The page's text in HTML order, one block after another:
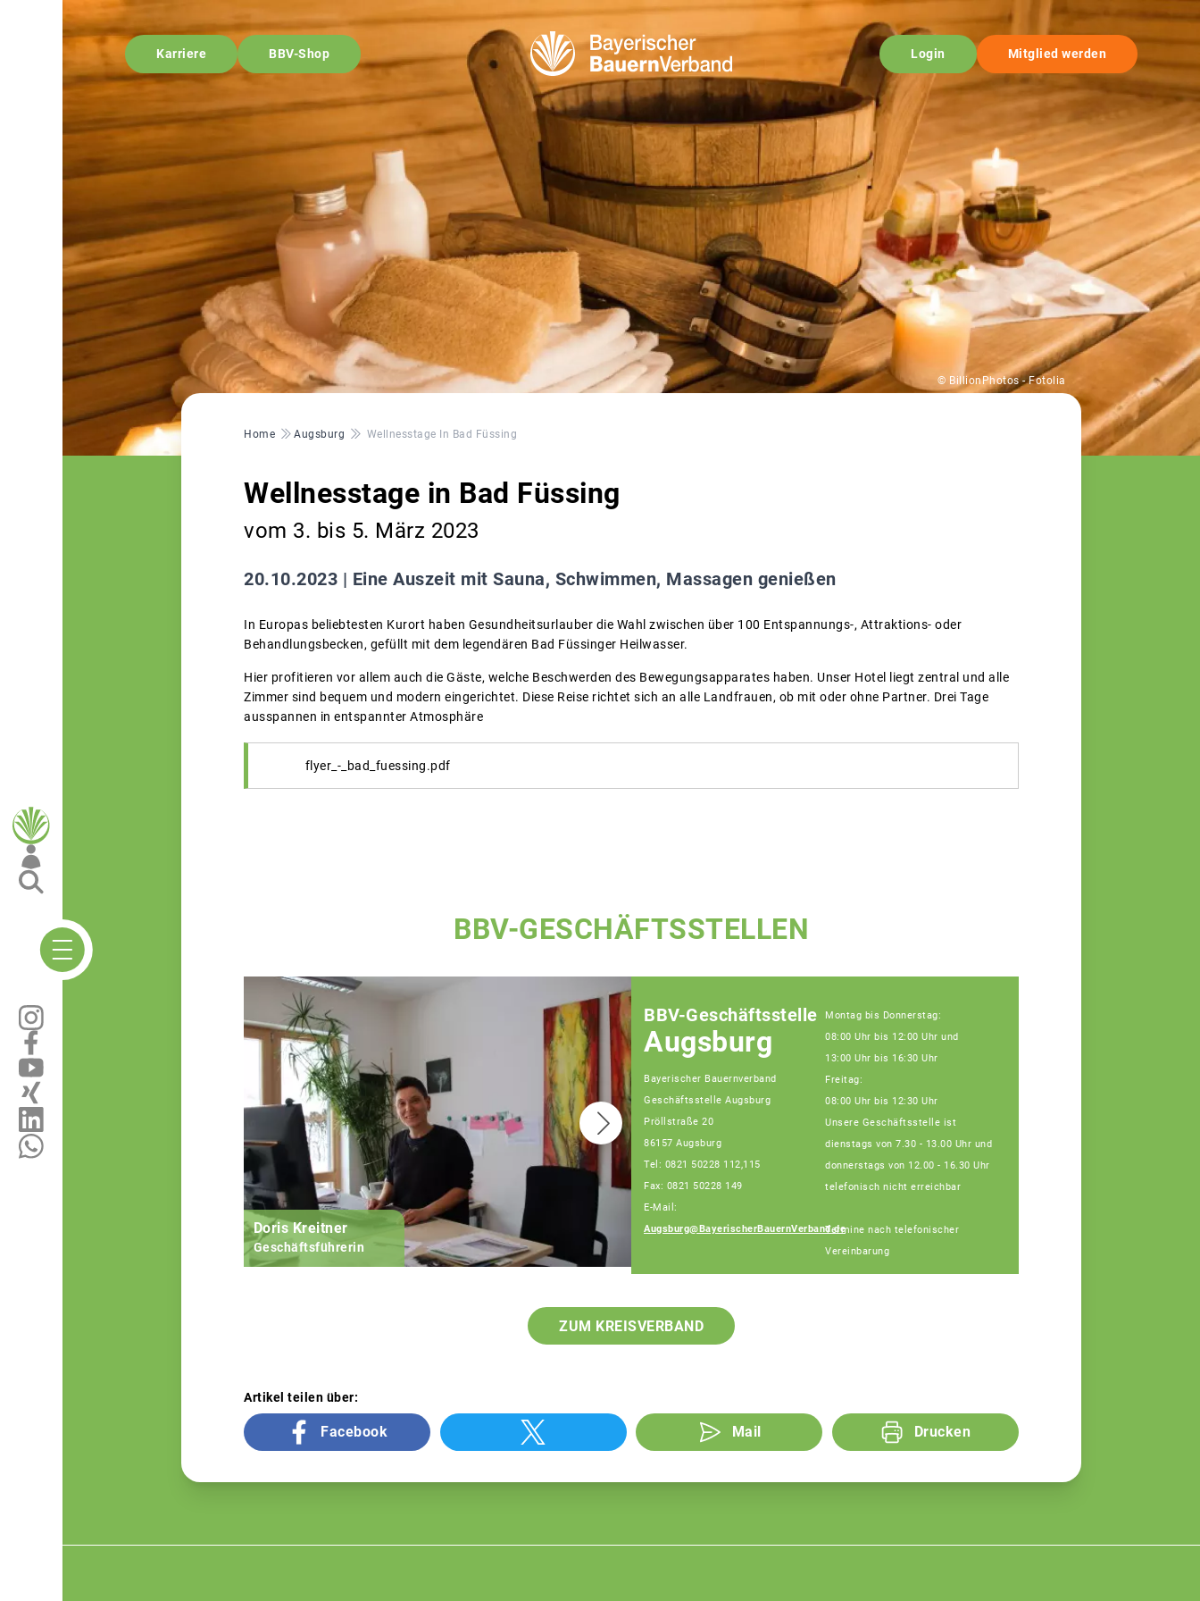
Karriere BBV-Shop Login Mitglied werden
© BillionPhotos - Fotolia
Pfadnavigation
Home Augsburg Wellnesstage In Bad Füssing
Wellnesstage in Bad Füssing
vom 3. bis 5. März 2023
20.10.2023 | Eine Auszeit mit Sauna, Schwimmen, Massagen genießen
In Europas beliebtesten Kurort haben Gesundheitsurlauber die Wahl zwischen über 100 Entspannungs-, Attraktions- oder
Behandlungsbecken, gefüllt mit dem legendären Bad Füssinger Heilwasser.
Hier profitieren vor allem auch die Gäste, welche Beschwerden des Bewegungsapparates haben. Unser Hotel liegt zentral und alle
Zimmer sind bequem und modern eingerichtet. Diese Reise richtet sich an alle Landfrauen, ob mit oder ohne Partner. Drei Tage
ausspannen in entspannter Atmosphäre
flyer_-_bad_fuessing.pdf
BBV-GESCHÄFTSSTELLEN
Doris Kreitner
Geschäftsführerin
Anna Stuhlmüller
BBV-Geschäftsstelle
Augsburg
Bayerischer Bauernverband
Geschäftsstelle Augsburg
Pröllstraße 20
86157 Augsburg
Tel: 0821 50228 112,115
Fax: 0821 50228 149
E-Mail:
Augsburg@BayerischerBauernVerband.de
Montag bis Donnerstag:
08:00 Uhr bis 12:00 Uhr und
13:00 Uhr bis 16:30 Uhr
Freitag:
08:00 Uhr bis 12:30 Uhr
Unsere Geschäftsstelle ist
dienstags von 7.30 - 13.00 Uhr und
donnerstags von 12.00 - 16.30 Uhr
telefonisch nicht erreichbar
Termine nach telefonischer
Vereinbarung
ZUM KREISVERBAND
Artikel teilen über:
Facebook Mail Drucken